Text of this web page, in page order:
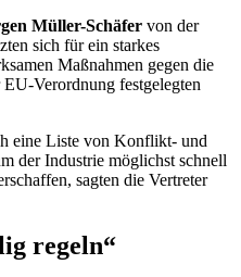
Müller-Schäfer von der
sich für ein starkes
Maßnahmen gegen die
Verordnung festgelegten
eine Liste von Konflikt- und
der Industrie möglichst schnell
sagten die Vertreter
regeln“